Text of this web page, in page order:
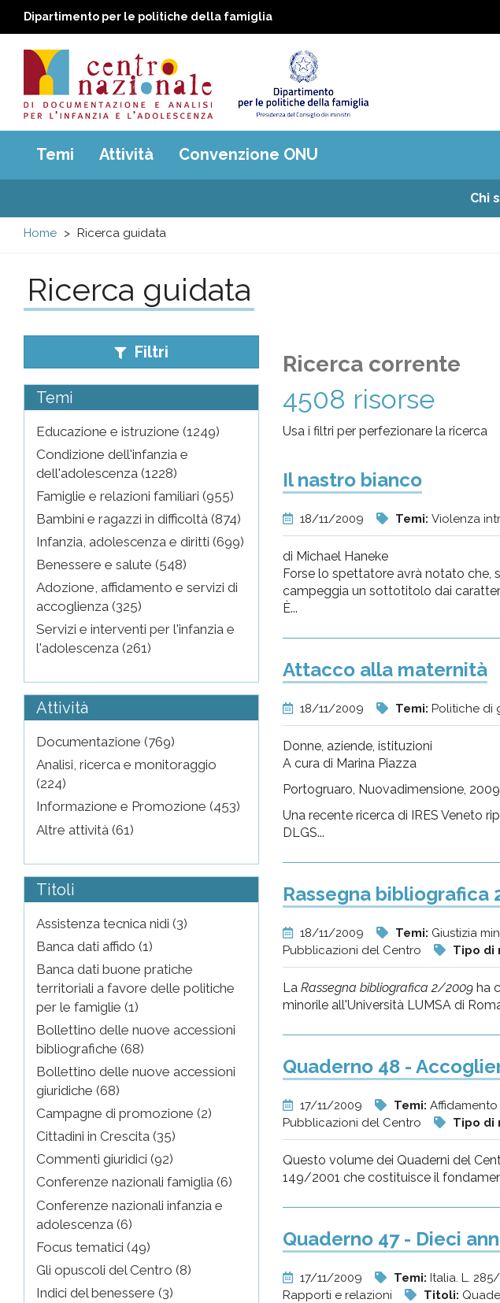
Dipartimento per le politiche della famiglia
Centro
nazionale
di
e
analisi
pr
l'infanzia
e
l'adolescenza
Main
menu
Temi Attività Convenzione ONU
Chi
Home Ricerca guidata
Ricerca guidata
Filtri
Temi
Educazione e istruzione (1249)
Condizione dell'infanzia e
dell'adolescenza (1228)
Famiglie e relazioni familiari (955)
Bambini e ragazzi in difficoltà (874)
Infanzia, adolescenza e diritti (699)
Benessere e salute (548)
Adozione, affidamento e servizi di
accoglienza (325)
Servizi e interventi per l'infanzia e
l'adolescenza (261)
Attività
Documentazione (769)
Analisi, ricerca e monitoraggio
(224)
Informazione e Promozione (453)
Altre attività (61)
Titoli
Assistenza tecnica nidi (3)
Banca dati affido (1)
Banca dati buone pratiche
territoriali a favore delle politiche
per le famiglie (1)
Bollettino delle nuove accessioni
bibliografiche (68)
Bollettino delle nuove accessioni
giuridiche (68)
Campagne di promozione (2)
Cittadini in Crescita (35)
Commenti giuridici (92)
Conferenze nazionali famiglia (6)
Conferenze nazionali infanzia e
adolescenza (6)
Focus tematici (49)
Gli opuscoli del Centro (8)
Indici del benessere (3)
Ricerca corrente
4508 risorse
Usa i filtri per perfezionare la ricerca
Il nastro bianco
18/11/2009 Temi: Violenza
di Michael Haneke
Forse lo spettatore avrà notato che,
campeggia un sottotitolo dai
È...
Attacco alla maternità
18/11/2009 Temi: Politiche di
Donne, aziende, istituzioni
A cura di Marina Piazza
Portogruaro, Nuovadimensione, 2009
Una recente ricerca di IRES Veneto
DLGS...
Rassegna
18/11/2009 Temi: Giustizia
Pubblicazioni del Centro
Tipo di
La Rassegna bibliografica 2/2009ha
minorile all'Università LUMSA di
Quaderno 48 -
17/11/2009 Temi:
Pubblicazioni del Centro
Tipo di
Questo volume dei Quaderni del
149/2001 che costituisce il
Quaderno 47 - Dieci
17/11/2009 Temi: Italia. L.
Rapporti e relazioni
Titoli: